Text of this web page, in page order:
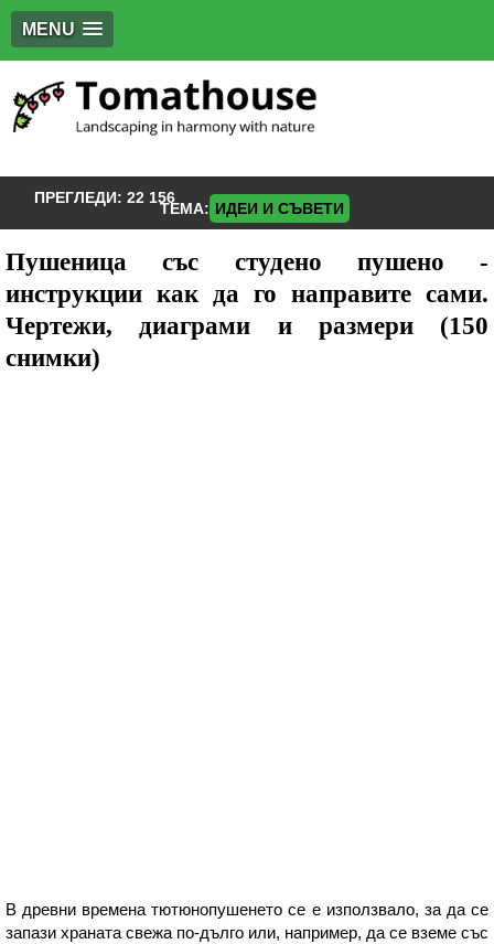
MENU
ПРЕГЛЕДИ: 22 156
ТЕМА: ИДЕИ И СЪВЕТИ
Пушеница със студено пушено -
инструкции как да го направите сами.
Чертежи, диаграми и размери (150
снимки)
В древни времена тютюнопушенето се е използвало, за да се
запази храната свежа по-дълго или, например, да се вземе със